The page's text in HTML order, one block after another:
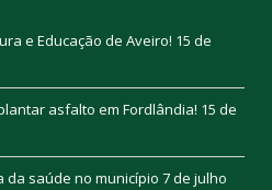
e Educação de Aveiro! 15 de
asfalto em Fordlândia! 15 de
da saúde no município 7 de julho